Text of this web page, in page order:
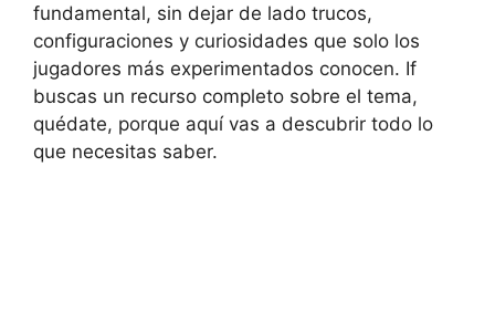
fundamental, sin dejar de lado trucos,
configuraciones y curiosidades que solo los
jugadores más experimentados conocen. If
buscas un recurso completo sobre el tema,
quédate, porque aquí vas a descubrir todo lo
que necesitas saber.